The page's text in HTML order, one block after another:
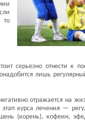
то
серьезно отнести к
лишь
отражается на
курса лечения —
(корень), кофеин,